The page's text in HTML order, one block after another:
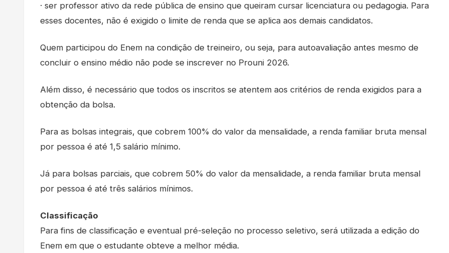
· ser professor ativo da rede pública de ensino que queiram cursar licenciatura ou pedagogia. Para
esses docentes, não é exigido o limite de renda que se aplica aos demais candidatos.
Quem participou do Enem na condição de treineiro, ou seja, para autoavaliação antes mesmo de
concluir o ensino médio não pode se inscrever no Prouni 2026.
Além disso, é necessário que todos os inscritos se atentem aos critérios de renda exigidos para a
obtenção da bolsa.
Para as bolsas integrais, que cobrem 100% do valor da mensalidade, a renda familiar bruta mensal
por pessoa é até 1,5 salário mínimo.
Já para bolsas parciais, que cobrem 50% do valor da mensalidade, a renda familiar bruta mensal
por pessoa é até três salários mínimos.
Classificação
Para fins de classificação e eventual pré-seleção no processo seletivo, será utilizada a edição do
Enem em que o estudante obteve a melhor média.